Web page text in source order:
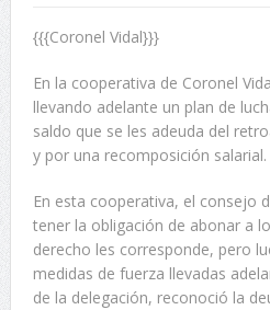
{{{Coronel Vidal}}}
En la cooperativa de Coronel
llevando adelante un plan de
saldo que se les adeuda del
y por una recomposición salarial.
En esta cooperativa, el consejo
tener la obligación de abonar a
derecho les corresponde, pero
medidas de fuerza llevadas
de la delegación, reconoció la